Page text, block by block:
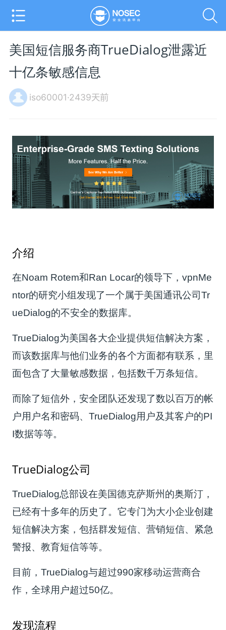
美国短信服务商TrueDialog泄露近
十亿条敏感信息
iso60001·2439天前
介绍
在Noam Rotem和Ran Locar的领导下，vpnMe
ntor的研究小组发现了一个属于美国通讯公司Tr
ueDialog的不安全的数据库。
TrueDialog为美国各大企业提供短信解决方案，
而该数据库与他们业务的各个方面都有联系，里
面包含了大量敏感数据，包括数千万条短信。
而除了短信外，安全团队还发现了数以百万的帐
户用户名和密码、TrueDialog用户及其客户的PI
I数据等等。
TrueDialog公司
TrueDialog总部设在美国德克萨斯州的奥斯汀，
已经有十多年的历史了。它专门为大小企业创建
短信解决方案，包括群发短信、营销短信、紧急
警报、教育短信等等。
目前，TrueDialog与超过990家移动运营商合
作，全球用户超过50亿。
发现流程